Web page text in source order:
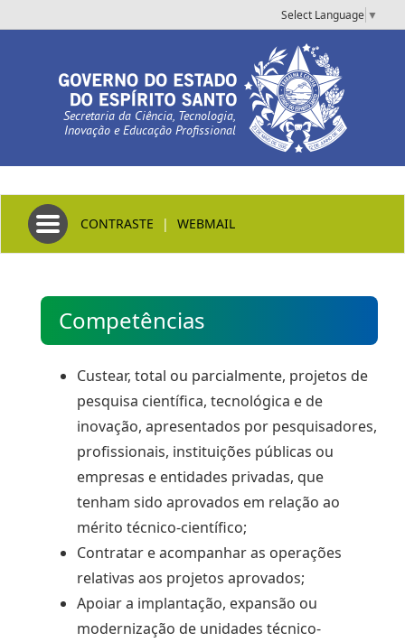
Select Language ▼
Secretaria da Ciência, Tecnologia,
Inovação e Educação Profissional
Toggle navigation
CONTRASTE | WEBMAIL
Competências
Custear, total ou parcialmente, projetos de
pesquisa científica, tecnológica e de
inovação, apresentados por pesquisadores,
profissionais, instituições públicas ou
empresas e entidades privadas, que
tenham sido aprovados em relação ao
mérito técnico-científico;
Contratar e acompanhar as operações
relativas aos projetos aprovados;
Apoiar a implantação, expansão ou
modernização de unidades técnico-